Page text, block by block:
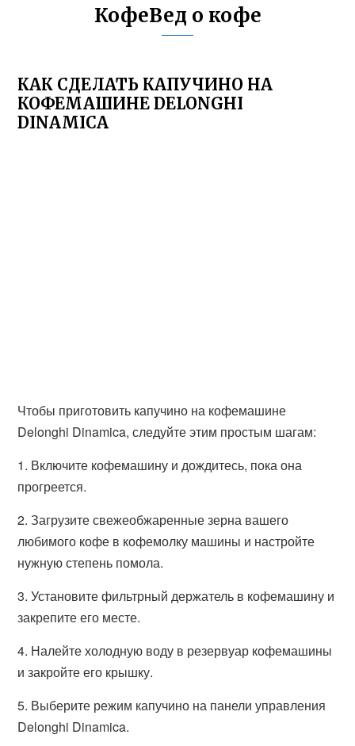
КофеВед о кофе
КАК СДЕЛАТЬ КАПУЧИНО НА
КОФЕМАШИНЕ DELONGHI
DINAMICA
Чтобы приготовить капучино на кофемашине
Delonghi Dinamica, следуйте этим простым шагам:
1. Включите кофемашину и дождитесь, пока она
прогреется.
2. Загрузите свежеобжаренные зерна вашего
любимого кофе в кофемолку машины и настройте
нужную степень помола.
3. Установите фильтрный держатель в кофемашину и
закрепите его месте.
4. Налейте холодную воду в резервуар кофемашины
и закройте его крышку.
5. Выберите режим капучино на панели управления
Delonghi Dinamica.